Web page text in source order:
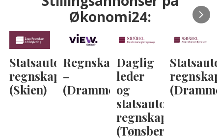
Økonomi24:
Statsautorisert
regnskapsfører
(Skien)
Regnskapskonsulent
–
(Drammen)
Daglig
leder
og
statsautorisert
regnskapsfører
(Tønsberg)